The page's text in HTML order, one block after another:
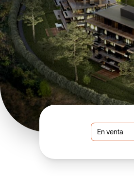
En venta